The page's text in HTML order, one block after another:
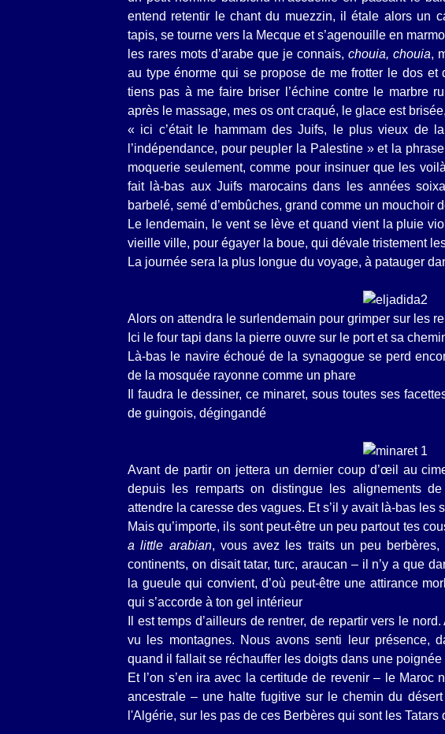
entend retentir le chant du muezzin, il étale alors un
tapis, se tourne vers la Mecque et s’agenouille en
les rares mots d’arabe que je connais, chouia, chouia,
au type énorme qui se propose de me frotter le dos
tiens pas à me faire briser l’échine contre le marbre
après le massage, mes os ont craqué, le glace est
« ici c’était le hammam des Juifs, le plus vieux de
l’indépendance, pour peupler la Palestine » et la
moquerie seulement, comme pour insinuer que les
fait là-bas aux Juifs marocains dans les années
barbelé, semé d’embûches, grand comme un mouchoir
Le lendemain, le vent se lève et quand vient la pluie
vieille ville, pour égayer la boue, qui dévale tristement
La journée sera la plus longue du voyage, à patauger
Alors on attendra le surlendemain pour grimper sur les
Ici le four tapi dans la pierre ouvre sur le port et sa
Là-bas le navire échoué de la synagogue se perd
de la mosquée rayonne comme un phare
Il faudra le dessiner, ce minaret, sous toutes ses
de guingois, dégingandé
Avant de partir on jettera un dernier coup d’œil au
depuis les remparts on distingue les alignements
attendre la caresse des vagues. Et s’il y avait là-bas les
Mais qu’importe, ils sont peut-être un peu partout tes
a little arabian, vous avez les traits un peu berbères,
continents, on disait tatar, turc, araucan – il n’y a que
la gueule qui convient, d’où peut-être une attirance
qui s’accorde à ton gel intérieur
Il est temps d’ailleurs de rentrer, de repartir vers le
vu les montagnes. Nous avons senti leur présence,
quand il fallait se réchauffer les doigts dans une poignée
Et l’on s’en ira avec la certitude de revenir – le Maroc
ancestrale – une halte fugitive sur le chemin du
l'Algérie, sur les pas de ces Berbères qui sont les Tatars